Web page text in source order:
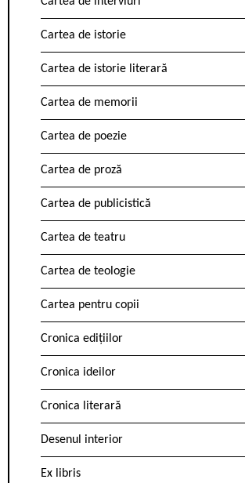
Cartea de istorie
Cartea de istorie literară
Cartea de memorii
Cartea de poezie
Cartea de proză
Cartea de publicistică
Cartea de teatru
Cartea de teologie
Cartea pentru copii
Cronica edițiilor
Cronica ideilor
Cronica literară
Desenul interior
Ex libris